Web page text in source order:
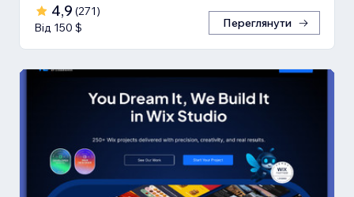
4,9 (271)
Від 150 $
Переглянути